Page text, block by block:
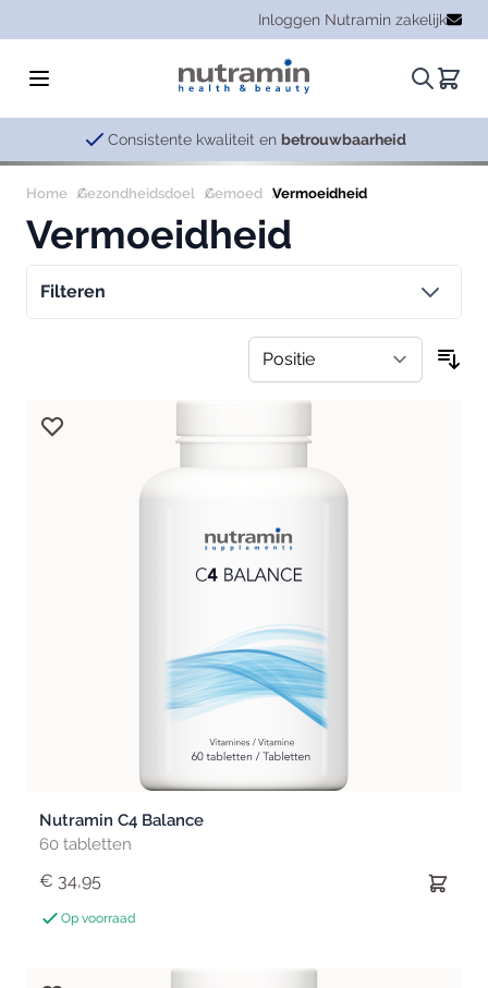
Inloggen Nutramin zakelijk
Zoeken.
Consistente kwaliteit en betrouwbaarheid
Home Gezondheidsdoel Gemoed Vermoeidheid
Vermoeidheid
Filteren
Nutramin C4 Balance
60 tabletten
€ 34,95
Op voorraad